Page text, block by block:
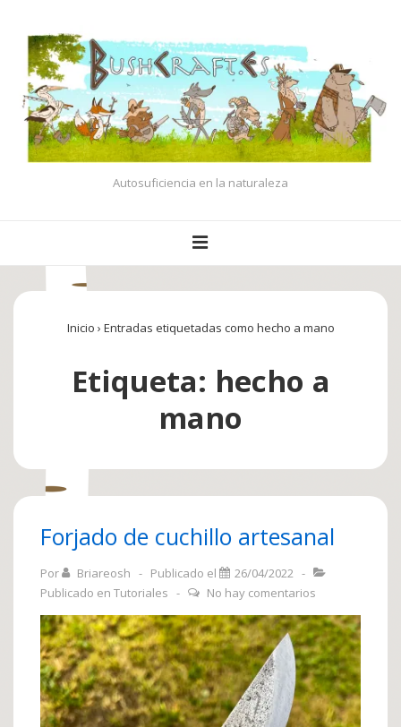
Saltar
contenido
principal
Autosuficiencia en la naturaleza
principal
Inicio › Entradas etiquetadas como hecho a mano
Etiqueta: hecho a
mano
Forjado de cuchillo artesanal
Por Briareosh Publicado el
26/04/2022
Publicado en Tutoriales No hay comentarios